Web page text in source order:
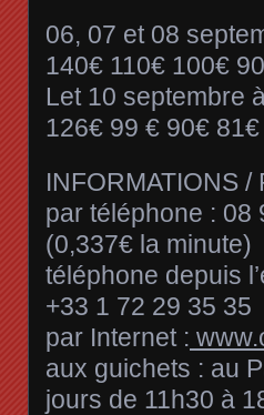
06, 07 et 08
140€ 110€ 100€
Let 10 septembre
126€ 99 € 90€
INFORMATIONS /
par téléphone : 08
(0,337€ la minute)
téléphone depuis
+33 1 72 29 35 35
par Internet :
aux guichets : au
jours de 11h30 à